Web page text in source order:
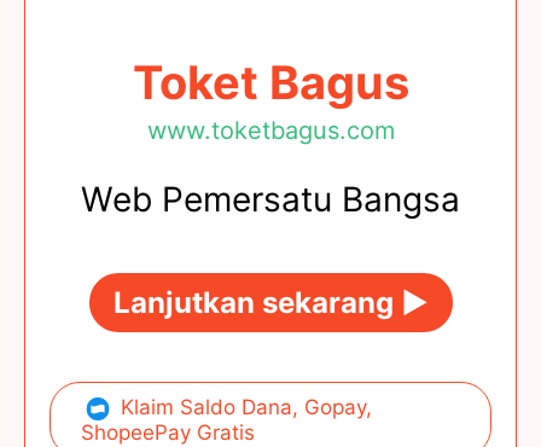
Toket Bagus
www.toketbagus.com
Web Pemersatu Bangsa
Lanjutkan sekarang ►
Klaim Saldo Dana, Gopay,
ShopeePay Gratis